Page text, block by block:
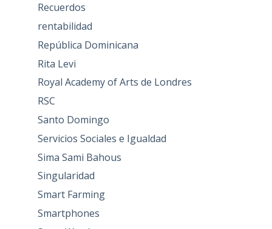
Recuerdos
rentabilidad
República Dominicana
Rita Levi
Royal Academy of Arts de Londres
RSC
Santo Domingo
Servicios Sociales e Igualdad
Sima Sami Bahous
Singularidad
Smart Farming
Smartphones